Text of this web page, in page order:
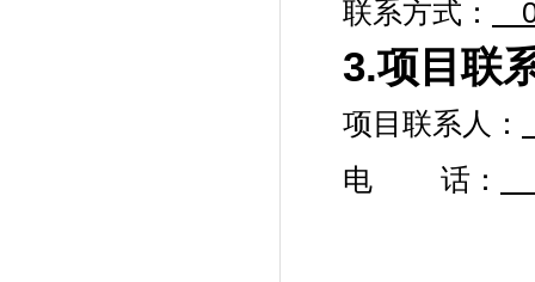
联系方式：
3.项目联
项目联系人：
电
话：